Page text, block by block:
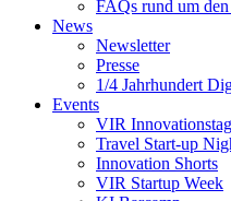
FAQs rund um
News
Newsletter
Presse
1/4 Jahrhundert
Events
VIR
Travel Start-up
Innovation Shorts
VIR Startup Week